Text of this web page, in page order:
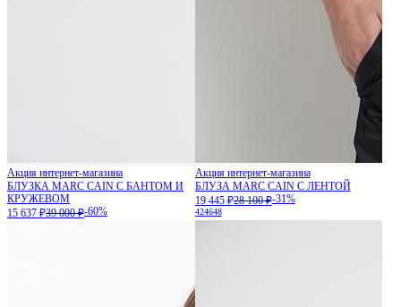
Акция интернет-магазина
БЛУЗКА MARC CAIN С БАНТОМ И
КРУЖЕВОМ
15 637 ₽39 000 ₽-60%
Акция интернет-магазина
БЛУЗА MARC CAIN С ЛЕНТОЙ
19 445 ₽28 100 ₽-31%
424648